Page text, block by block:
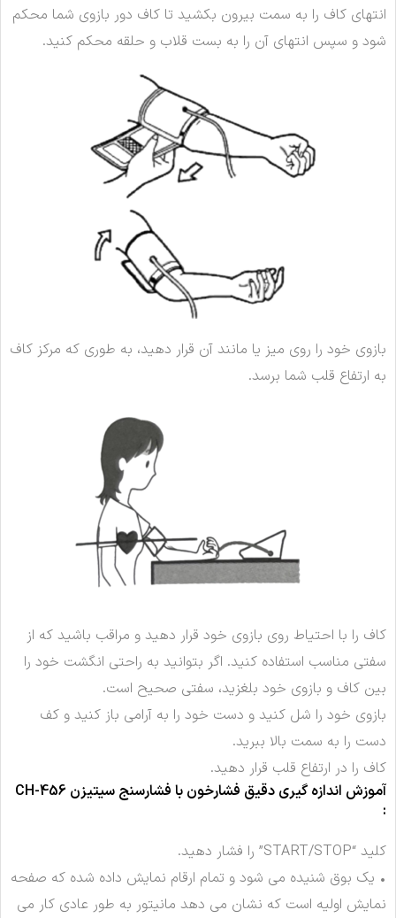
انتهای کاف را به سمت بیرون بکشید تا کاف دور بازوی شما محکم
شود و سپس انتهای آن را به بست قلاب و حلقه محکم کنید.
بازوی خود را روی میز یا مانند آن قرار دهید، به طوری که مرکز کاف
به ارتفاع قلب شما برسد.
کاف را با احتیاط روی بازوی خود قرار دهید و مراقب باشید که از
سفتی مناسب استفاده کنید. اگر بتوانید به راحتی انگشت خود را
بین کاف و بازوی خود بلغزید، سفتی صحیح است.
بازوی خود را شل کنید و دست خود را به آرامی باز کنید و کف
دست را به سمت بالا ببرید.
کاف را در ارتفاع قلب قرار دهید.
آموزش اندازه گیری دقیق فشارخون با فشارسنج سیتیزن CH-456
:
کلید “START/STOP” را فشار دهید.
• یک بوق شنیده می شود و تمام ارقام نمایش داده شده که صفحه
نمایش اولیه است که نشان می دهد مانیتور به طور عادی کار می